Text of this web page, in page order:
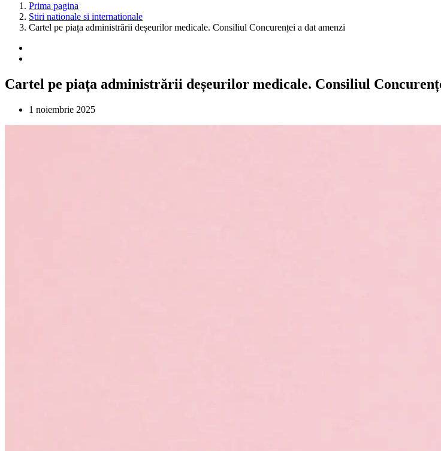
Prima pagina
Stiri nationale si internationale
Cartel pe piața administrării deșeurilor medicale. Consiliul Concurenței a dat amenzi
Cartel pe piața administrării deșeurilor medicale. Consiliul
1 noiembrie 2025